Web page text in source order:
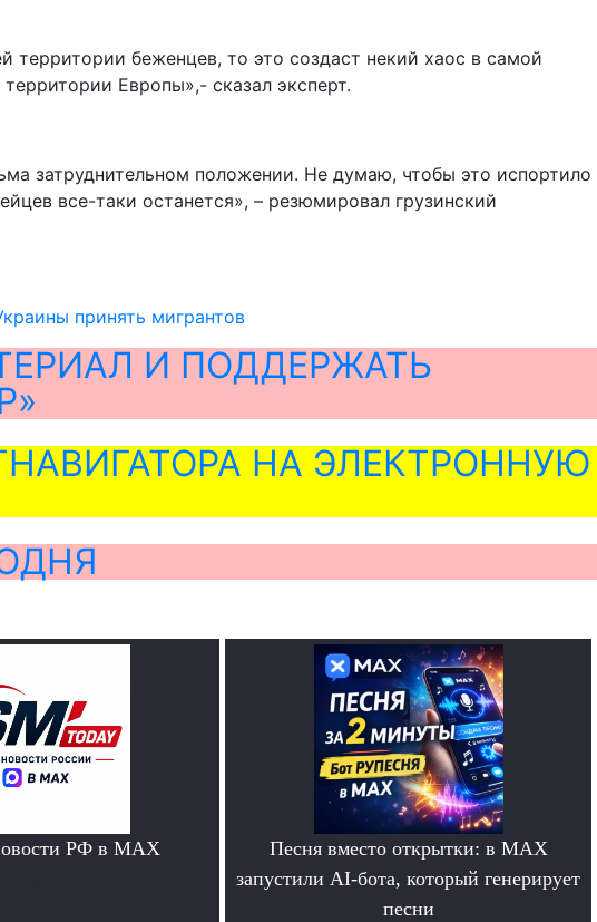
территории беженцев, то это создаст некий хаос в самой
Европы»,- сказал эксперт.
затруднительном положении. Не думаю, чтобы это испортило
все-таки останется», – резюмировал грузинский
принять мигрантов
И ПОДДЕРЖАТЬ
НА ЭЛЕКТРОННУЮ
РФ в MAX
Песня вместо открытки: в MAX
запустили AI-бота, который генерирует
песни